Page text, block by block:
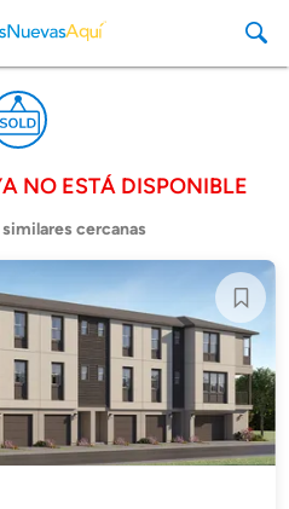
NO ESTÁ DISPONIBLE
cercanas